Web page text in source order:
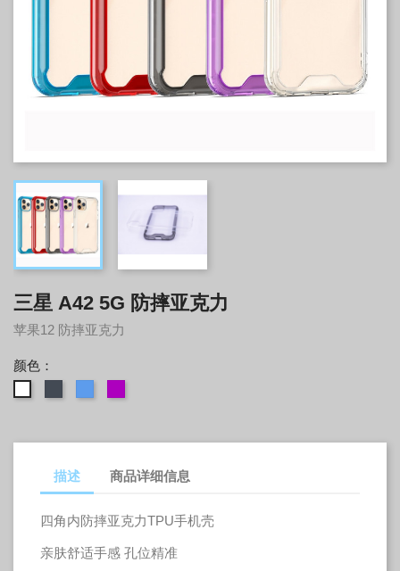
三星 A42 5G 防摔亚克力
苹果12 防摔亚克力
颜色：
描述 商品详细信息
四角内防摔亚克力TPU手机壳
亲肤舒适手感 孔位精准